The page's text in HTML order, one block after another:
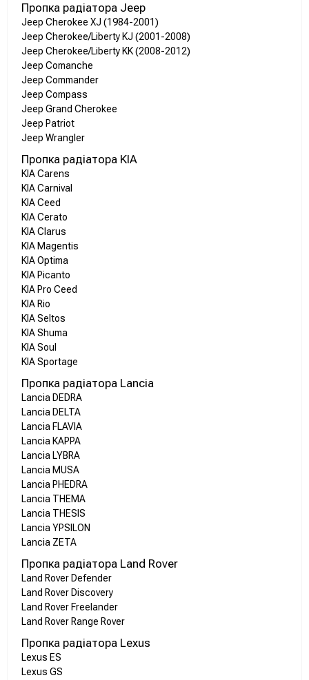
Пропка радіатора Jeep
Jeep Cherokee XJ (1984-2001)
Jeep Cherokee/Liberty KJ (2001-2008)
Jeep Cherokee/Liberty KK (2008-2012)
Jeep Comanche
Jeep Commander
Jeep Compass
Jeep Grand Cherokee
Jeep Patriot
Jeep Wrangler
Пропка радіатора KIA
KIA Carens
KIA Carnival
KIA Ceed
KIA Cerato
KIA Clarus
KIA Magentis
KIA Optima
KIA Picanto
KIA Pro Ceed
KIA Rio
KIA Seltos
KIA Shuma
KIA Soul
KIA Sportage
Пропка радіатора Lancia
Lancia DEDRA
Lancia DELTA
Lancia FLAVIA
Lancia KAPPA
Lancia LYBRA
Lancia MUSA
Lancia PHEDRA
Lancia THEMA
Lancia THESIS
Lancia YPSILON
Lancia ZETA
Пропка радіатора Land Rover
Land Rover Defender
Land Rover Discovery
Land Rover Freelander
Land Rover Range Rover
Пропка радіатора Lexus
Lexus ES
Lexus GS